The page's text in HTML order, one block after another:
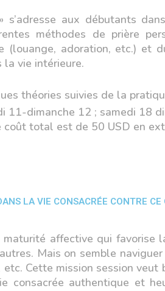
s’adresse aux débutants
méthodes de prière
adoration, etc.) et
la vie intérieure.
théories suivies de la
11-dimanche 12 ; samedi 18
total est de 50 USD en
LA VIE CONSACRÉE CONTRE
affective qui favorise
Mais on semble
Cette mission session
consacrée authentique et